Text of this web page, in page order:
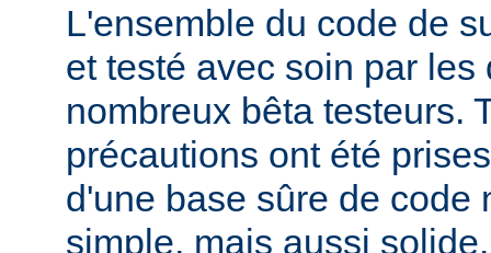
L'ensemble du code de
et testé avec soin par
nombreux bêta testeurs.
précautions ont été
d'une base sûre de code
simple, mais aussi